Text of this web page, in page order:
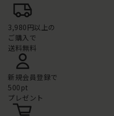
3,980円以上の
ご購入で
送料無料
新規会員登録で
500pt
プレゼント